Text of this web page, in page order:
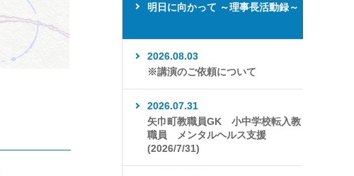
明日に向かって ～理事長活動録～
2026.08.03
※講演のご依頼について
2026.07.31
矢巾町教職員GK 小中学校転入教
職員 メンタルヘルス支援
(2026/7/31)